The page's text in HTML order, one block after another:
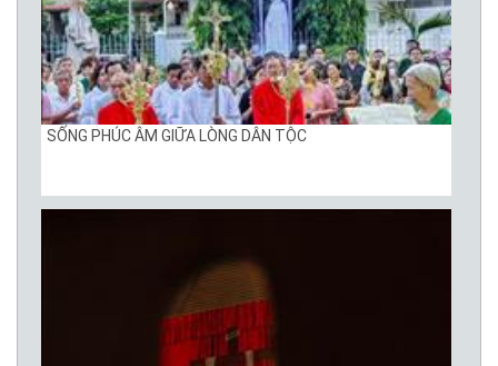
SỐNG PHÚC ÂM GIỮA LÒNG DÂN TỘC